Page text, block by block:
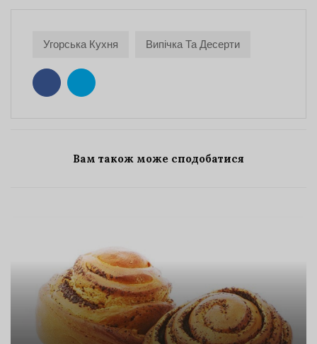
Угорська Кухня Випічка Та Десерти
Вам також може сподобатися